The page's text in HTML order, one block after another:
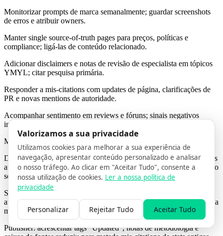
Monitorizar prompts de marca semanalmente; guardar screenshots
de erros e atribuir owners.
Manter single source-of-truth pages para preços, políticas e
compliance; ligá-las de conteúdo relacionado.
Adicionar disclaimers e notas de revisão de especialista em tópicos
YMYL; citar pesquisa primária.
Responder a mis-citations com updates de página, clarificações de
PR e novas mentions de autoridade.
Acompanhar sentimento em reviews e fóruns; sinais negativos
influenciam que fontes a IA confia.
Mini casos (anonimizados)
Developer SaaS:adicionar HowTo schema e code samples concisos
aumentou citation share de 11 % para 28 % em 60 prompts em cinco
semanas.
Serviços locais:limpar dados NAP, adicionar FAQs locais e
atualizar reviews substituiu citações de diretórios pelo próprio site da
marca em queries “near me”.
Publisher:acrescentar tags “Updated”, notas de metodologia e
Valorizamos a sua privacidade
Utilizamos cookies para melhorar a sua experiência de
navegação, apresentar conteúdo personalizado e analisar
o nosso tráfego. Ao clicar em "Aceitar Tudo", consente a
nossa utilização de cookies. Ler a nossa política de
privacidade
Personalizar Rejeitar Tudo Aceitar Tudo